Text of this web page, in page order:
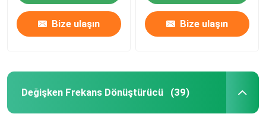
Bize ulaşın Bize ulaşın
Değişken Frekans Dönüştürücü (39)